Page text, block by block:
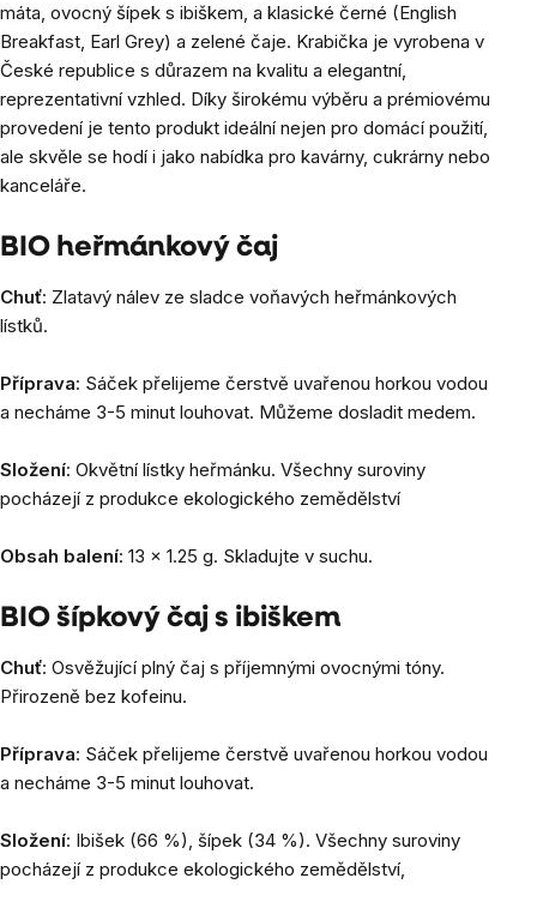
máta, ovocný šípek s ibiškem, a klasické černé (English
Breakfast, Earl Grey) a zelené čaje. Krabička je vyrobena v
České republice s důrazem na kvalitu a elegantní,
reprezentativní vzhled. Díky širokému výběru a prémiovému
provedení je tento produkt ideální nejen pro domácí použití,
ale skvěle se hodí i jako nabídka pro kavárny, cukrárny nebo
kanceláře.
BIO heřmánkový čaj
Chuť: Zlatavý nálev ze sladce voňavých heřmánkových
lístků.
Příprava: Sáček přelijeme čerstvě uvařenou horkou vodou
a necháme 3-5 minut louhovat. Můžeme dosladit medem.
Složení: Okvětní lístky heřmánku. Všechny suroviny
pocházejí z produkce ekologického zemědělství
Obsah balení: 13 x 1.25 g. Skladujte v suchu.
BIO šípkový čaj s ibiškem
Chuť: Osvěžující plný čaj s příjemnými ovocnými tóny.
Přirozeně bez kofeinu.
Příprava: Sáček přelijeme čerstvě uvařenou horkou vodou
a necháme 3-5 minut louhovat.
Složení: Ibišek (66 %), šípek (34 %). Všechny suroviny
pocházejí z produkce ekologického zemědělství,